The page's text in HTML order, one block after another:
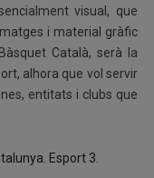
visual, que
i material gràfic
Català, serà la
alhora que vol servir
entitats i clubs que
Esport 3.